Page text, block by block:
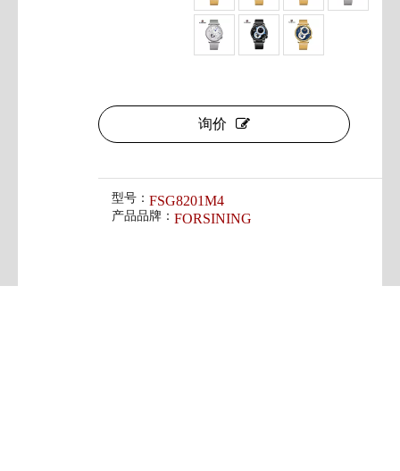
询价
型号： FSG8201M4
产品品牌： FORSINING